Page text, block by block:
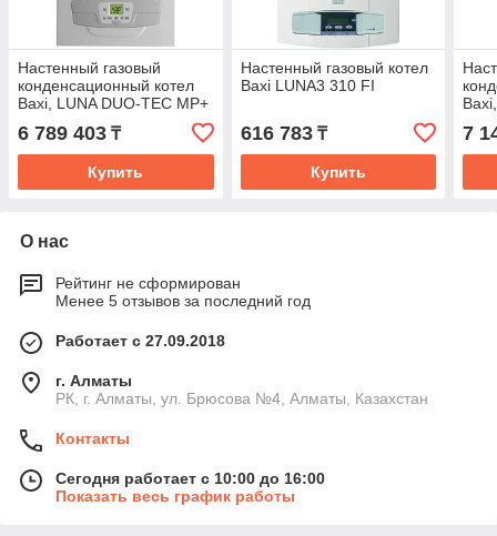
Настенный газовый
конденсационный котел
Baxi, LUNA DUO-TEC MP+
6 789 403 ₸
Купить
Настенный газовый котел
Baxi LUNA3 310 FI
616 783₸
Купить
7
О нас
Рейтинг не сформирован
Менее 5 отзывов за последний год
Работает с 27.09.2018
г. Алматы
РК, г. Алматы, ул. Брюсова №4, Алматы, Казахстан
Контакты
Сегодня работает с 10:00 до 16:00
Показать весь график работы